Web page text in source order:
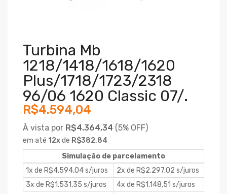
Turbina Mb
1218/1418/1618/1620
Plus/1718/1723/2318
96/06 1620 Classic 07/.
R$4.594,04
À vista por R$4.364,34 (5% OFF)
em até 12xde R$382,84
Simulação de parcelamento
1x de R$4.594,04 s/juros
2x de R$2.297,02 s/juros
3x de R$1.531,35 s/juros
4x de R$1.148,51 s/juros